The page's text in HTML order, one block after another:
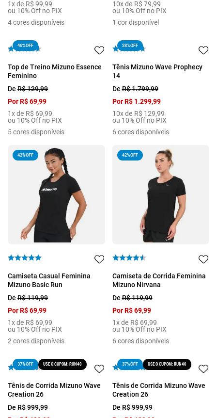
1 x de R$ 99,99
ou 10% Off no PIX
4cores disponíveis
10x de R$ 79,99
ou 10% Off no PIX
1 cor disponível
46%OFF
Top de Treino Mizuno Essence
Feminino
De R$129,99
Por R$69,99
1 x de R$ 69,99
ou 10% Off no PIX
5cores disponíveis
28%OFF
Tênis Mizuno Wave Prophecy
14
DeR$1.799,99
Por R$ 1 .299,99
10x de R$ 129,99
ou 10% Off no PIX
6 cores disponíveis
42%OFF
Camiseta Casual Feminina
Mizuno Basic Run
De R$119,99
PorR$69,99
1x de R$ 69,99
ou 10% Off no PIX
2cores disponíveis
42%OFF
Camiseta de Corrida Feminina
Mizuno Nirvana
DeR$119,99
PorR$ 69,99
1x de R$ 69,99
ou 10% Off no PIX
6 cores disponíveis
37%OFF USE O CUPOM: RUN40
Tênis de Corrida Mizuno Wave
Creation 26
De R$999,99
37%OFF USE O CUPOM: RUN40
Tênis de Corrida Mizuno Wave
Creation 26
DeR$999,99